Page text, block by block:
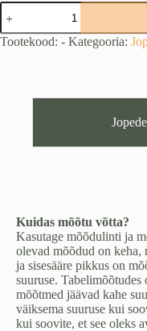
VAPOR
BlindTech
Invisible
jope
Tootekood: - Kategooria:
Kuidas mõõtu võtta?
Kasutage mõõdulinti ja
olevad mõõdud on keha,
ja sisesääre pikkus on
suuruse.
mõõtmed jäävad kahe
väiksema suuruse kui
kui soovite, et see oleks